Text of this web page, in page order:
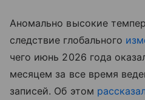
Аномально высокие
следствие глобального
чего июнь 2026 года
месяцем за все время
записей. Об этом